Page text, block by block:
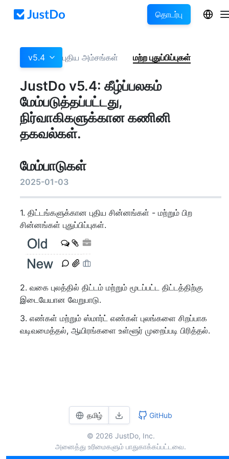
தொடர்பு
v5.4 புதிய அம்சங்கள் மற்ற புதுப்பிப்புகள்
JustDo v5.4: கீழ்ப்பலகம்
மேம்படுத்தப்பட்டது,
நிர்வாகிகளுக்கான கணினி
தகவல்கள்.
மேம்பாடுகள்
2025-01-03
1. திட்டங்களுக்கான புதிய சின்னங்கள் - மற்றும் பிற
சின்னங்கள் புதுப்பிப்புகள்.
2. வகை புலத்தில் திட்டம் மற்றும் மூடப்பட்ட திட்டத்திற்கு
இடையேயான வேறுபாடு.
3. எண்கள் மற்றும் ஸ்மார்ட் எண்கள் புலங்களை சிறப்பாக
வடிவமைத்தல், ஆயிரங்களை உள்ளூர் முறைப்படி பிரித்தல்.
தமிழ் GitHub
© 2026 JustDo, Inc.
அனைத்து உரிமைகளும் பாதுகாக்கப்பட்டவை.